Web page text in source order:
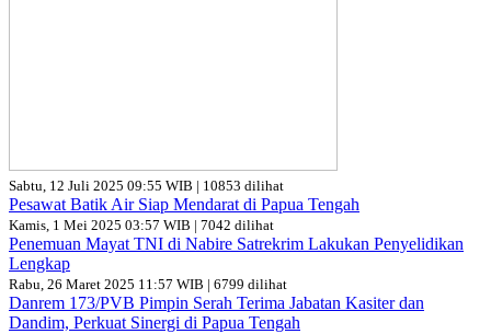
Sabtu, 12 Juli 2025 09:55 WIB | 10853 dilihat
Pesawat Batik Air Siap Mendarat di Papua Tengah
Kamis, 1 Mei 2025 03:57 WIB | 7042 dilihat
Penemuan Mayat TNI di Nabire Satrekrim Lakukan Penyelidikan
Lengkap
Rabu, 26 Maret 2025 11:57 WIB | 6799 dilihat
Danrem 173/PVB Pimpin Serah Terima Jabatan Kasiter dan
Dandim, Perkuat Sinergi di Papua Tengah